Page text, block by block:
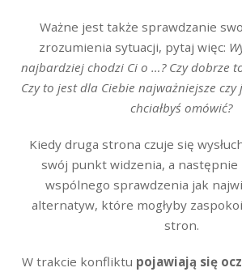
Ważne jest także sprawdzanie
zrozumienia sytuacji, pytaj więc:
najbardziej chodzi Ci o …? Czy dobrze
Czy to jest dla Ciebie najważniejsze czy
chciałbyś omówić?
Kiedy druga strona czuje się
swój punkt widzenia, a następnie
wspólnego sprawdzenia jak
alternatyw, które mogłyby
stron.
W trakcie konfliktu pojawiają się